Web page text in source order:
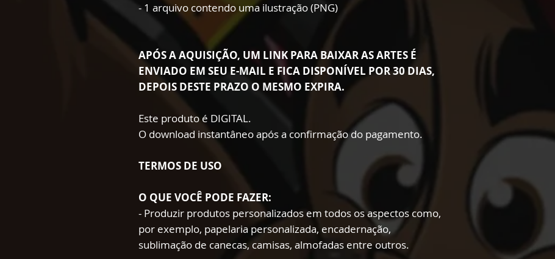
- 1 arquivo contendo uma ilustração (PNG)
APÓS A AQUISIÇÃO, UM LINK PARA BAIXAR AS ARTES É
ENVIADO EM SEU E-MAIL E FICA DISPONÍVEL POR 30 DIAS,
DEPOIS DESTE PRAZO O MESMO EXPIRA.
Este produto é DIGITAL.
O download instantâneo após a confirmação do pagamento.
TERMOS DE USO
O QUE VOCÊ PODE FAZER:
- Produzir produtos personalizados em todos os aspectos como,
por exemplo, papelaria personalizada, encadernação,
sublimação de canecas, camisas, almofadas entre outros.